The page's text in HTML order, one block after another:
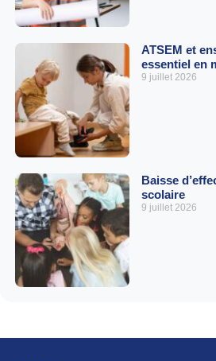
ATSEM et
essentiel en
9 juillet 2026
Baisse
scolaire
9 juillet 2026